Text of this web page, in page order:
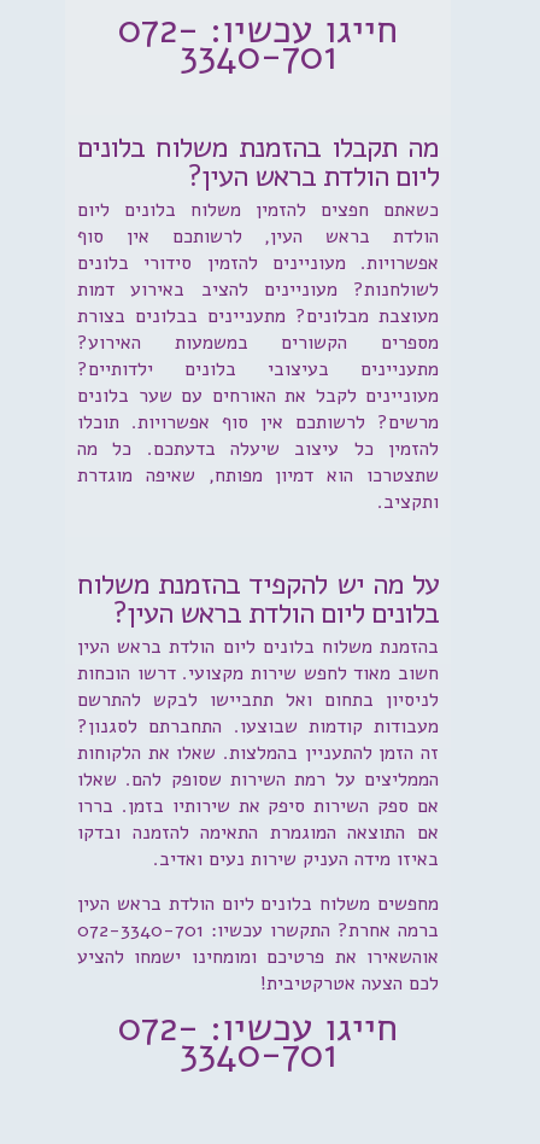
חייגו עכשיו: 072-
3340-701
מה תקבלו בהזמנת משלוח בלונים
ליום הולדת בראש העין?
כשאתם חפצים להזמין משלוח בלונים ליום
הולדת בראש העין, לרשותכם אין סוף
אפשרויות. מעוניינים להזמין סידורי בלונים
לשולחנות? מעוניינים להציב באירוע דמות
מעוצבת מבלונים? מתעניינים בבלונים בצורת
מספרים הקשורים במשמעות האירוע?
מתעניינים בעיצובי בלונים ילדותיים?
מעוניינים לקבל את האורחים עם שער בלונים
מרשים? לרשותכם אין סוף אפשרויות. תוכלו
להזמין כל עיצוב שיעלה בדעתכם. כל מה
שתצטרכו הוא דמיון מפותח, שאיפה מוגדרת
ותקציב.
על מה יש להקפיד בהזמנת משלוח
בלונים ליום הולדת בראש העין?
בהזמנת משלוח בלונים ליום הולדת בראש העין
חשוב מאוד לחפש שירות מקצועי. דרשו הוכחות
לניסיון בתחום ואל תתביישו לבקש להתרשם
מעבודות קודמות שבוצעו. התחברתם לסגנון?
זה הזמן להתעניין בהמלצות. שאלו את הלקוחות
הממליצים על רמת השירות שסופק להם. שאלו
אם ספק השירות סיפק את שירותיו בזמן. בררו
אם התוצאה המוגמרת התאימה להזמנה ובדקו
באיזו מידה העניק שירות נעים ואדיב.
מחפשים משלוח בלונים ליום הולדת בראש העין
ברמה אחרת? התקשרו עכשיו: 072-3340-701
אוהשאירו את פרטיכם ומומחינו ישמחו להציע
לכם הצעה אטרקטיבית!
חייגו עכשיו: 072-
3340-701